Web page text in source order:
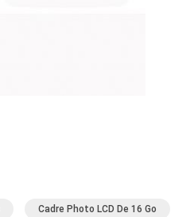
Cadre Photo LCD De 16 Go